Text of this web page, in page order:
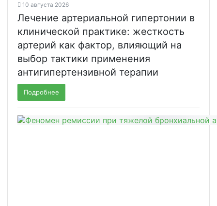
10 августа 2026
Лечение артериальной гипертонии в
клинической практике: жесткость
артерий как фактор, влияющий на
выбор тактики применения
антигипертензивной терапии
Подробнее